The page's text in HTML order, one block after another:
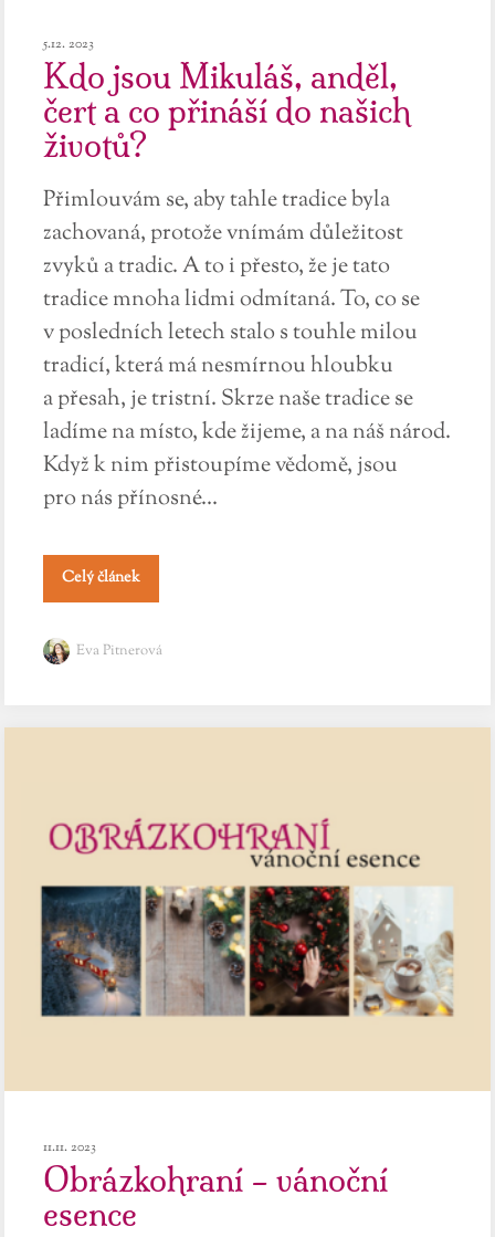
5.12. 2023
Kdo jsou Mikuláš, anděl,
čert a co přináší do našich
životů?
Přimlouvám se, aby tahle tradice byla
zachovaná, protože vnímám důležitost
zvyků a tradic. A to i přesto, že je tato
tradice mnoha lidmi odmítaná. To, co se
v posledních letech stalo s touhle milou
tradicí, která má nesmírnou hloubku
a přesah, je tristní. Skrze naše tradice se
ladíme na místo, kde žijeme, a na náš národ.
Když k nim přistoupíme vědomě, jsou
pro nás přínosné...
Celý článek
Eva Pitnerová
11.11. 2023
Obrázkohraní – vánoční
esence